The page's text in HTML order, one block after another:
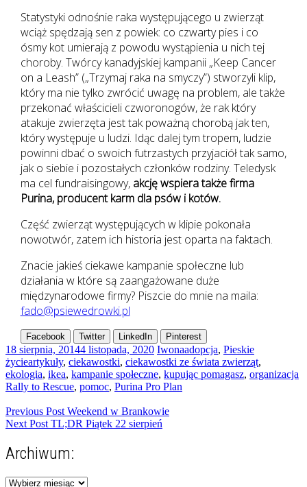
Statystyki odnośnie raka występującego u zwierząt
wciąż spędzają sen z powiek: co czwarty pies i co
ósmy kot umierają z powodu wystąpienia u nich tej
choroby. Twórcy kanadyjskiej kampanii „Keep Cancer
on a Leash” („Trzymaj raka na smyczy”) stworzyli klip,
który ma nie tylko zwrócić uwagę na problem, ale także
przekonać właścicieli czworonogów, że rak który
atakuje zwierzęta jest tak poważną chorobą jak ten,
który występuje u ludzi. Idąc dalej tym tropem, ludzie
powinni dbać o swoich futrzastych przyjaciół tak samo,
jak o siebie i pozostałych członków rodziny. Teledysk
ma cel fundraisingowy, akcję wspiera także firma
Purina, producent karm dla psów i kotów.
Część zwierząt występujących w klipie pokonała
nowotwór, zatem ich historia jest oparta na faktach.
Znacie jakieś ciekawe kampanie społeczne lub
działania w które są zaangażowane duże
międzynarodowe firmy? Piszcie do mnie na maila:
fado@psiewedrowki.pl
Facebook Twitter LinkedIn Pinterest
18 sierpnia, 20144 listopada, 2020 Iwonaadopcja, Pieskie
życieartykuły, ciekawostki, ciekawostki ze świata zwierząt,
ekologia, ikea, kampanie społeczne, kupując pomagasz, organizacja
Rally to Rescue, pomoc, Purina Pro Plan
Nawigacja
wpisu
Previous PostWeekend w Brankowie
Next PostTL;DR Piątek 22 sierpień
Archiwum:
Archiwum: